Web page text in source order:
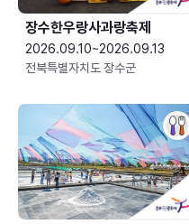
장수한우랑사과랑축제
2026.09.10~2026.09.13
전북특별자치도 장수군